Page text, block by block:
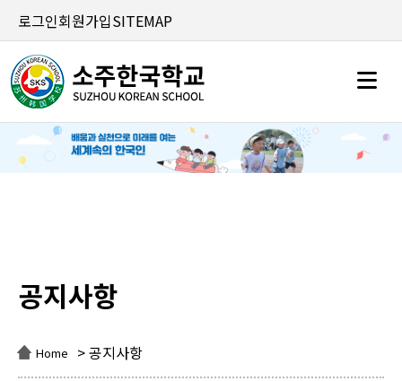
로그인회원가입SITEMAP
공지사항
Home > 공지사항